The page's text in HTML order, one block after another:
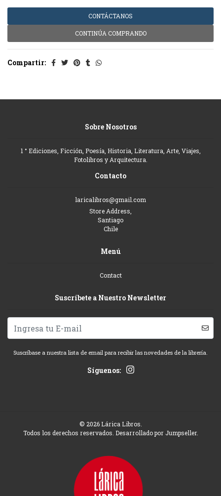
CONTÁCTANOS
CONTINÚA COMPRANDO
Compartir:
Sobre Nosotros
1 ° Ediciones, Ficción, Poesía, Historia, Literatura, Arte, Viajes,
Fotolibros y Arquitectura.
Contacto
laricalibros@gmail.com
Store Address,
Santiago
Chile
Menú
Contact
Suscríbete a Nuestro Newsletter
Suscríbase a nuestra lista de email para recibir las novedades de la librería.
Síguenos:
© 2026 Lárica Libros.
Todos los derechos reservados. Desarrollado por Jumpseller.